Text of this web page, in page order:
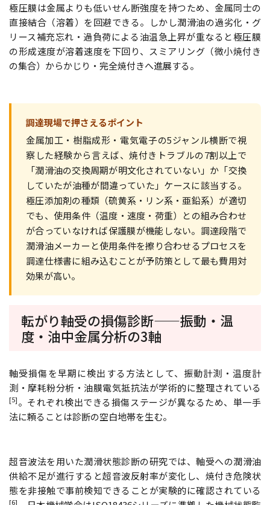
極圧膜は金属よりも低いせん断強度を持つため、金属同士の
直接結合（溶着）を回避できる。しかし潤滑油の過劣化・グ
リース補充忘れ・過負荷による油温急上昇が重なると極圧膜
の形成速度が溶着速度を下回り、スミアリング（微小焼付き
の集合）からかじり・完全焼付きへ進展する。
調達現場で押さえるポイント
金属加工・樹脂成形・電気電子の5ジャンル横断で視
察した経験から言えば、焼付きトラブルの7割以上で
「潤滑油の交換周期が明文化されていない」か「交換
していたが油種が間違っていた」ケースに該当する。
極圧添加剤の種類（硫黄系・リン系・亜鉛系）が適切
でも、使用条件（温度・速度・荷重）との組み合わせ
が合っていなければ保護膜が機能しない。調達段階で
潤滑油メーカーと使用条件を擦り合わせるプロセスを
調達仕様書に組み込むことが予防策として最も費用対
効果が高い。
転がり軸受の損傷診断——振動・温
度・油中金属分析の3軸
軸受損傷を早期に検出する方法として、振動計測・温度計
測・摩耗粉分析・油膜電気抵抗法が学術的に整理されている
[5]。それぞれ検出できる損傷ステージが異なるため、単一手
法に頼ることは診断の空白地帯を生む。
超音波法を用いた潤滑状態診断の研究では、軸受への潤滑油
供給不足が進行すると超音波反射率が変化し、焼付き危険状
態を非接触で事前検知できることが実験的に確認されている
[6]